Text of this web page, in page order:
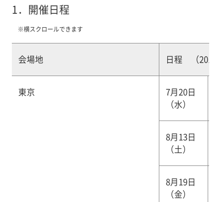
1． 開催日程
※横スクロールできます
会場地 日程 （2016
東京
7月20日
（水）
8月13日
（土）
8月19日
（金）